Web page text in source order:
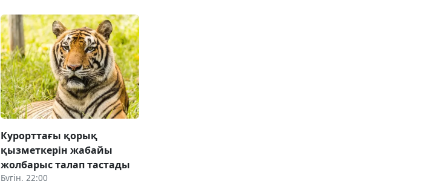
Курорттағы қорық
қызметкерін жабайы
жолбарыс талап тастады
Бүгін, 22:00